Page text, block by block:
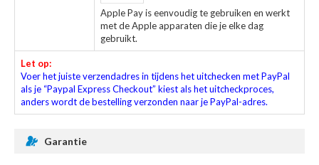
Apple Pay is eenvoudig te gebruiken en werkt
met de Apple apparaten die je elke dag
gebruikt.
Let op:
Voer het juiste verzendadres in tijdens het uitchecken met PayPal
als je “Paypal Express Checkout” kiest als het uitcheckproces,
anders wordt de bestelling verzonden naar je PayPal-adres.
Garantie